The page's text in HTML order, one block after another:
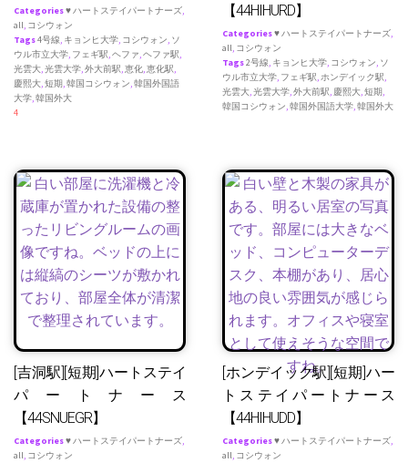
Categories♥ ハートステイパートナーズ,
all, コシウォン
Tags4号線, キョンヒ大学, コシウォン, ソ
ウル市立大学, フェギ駅,ヘファ,ヘファ駅,
光雲大,光雲大学,外大前駅,恵化,恵化駅,
慶熙大,短期,韓国コシウォン,韓国外国語
大学,韓国外大
4
【44HIHURD】
Categories♥ ハートステイパートナーズ,
all, コシウォン
Tags2号線, キョンヒ大学, コシウォン, ソ
ウル市立大学, フェギ駅,ホンデイック駅,
光雲大,光雲大学,外大前駅, 慶熙大,短期,
韓国コシウォン,韓国外国語大学,韓国外大
[吉洞駅][短期]ハートステイ
パートナース
【44SNUEGR】
Categories♥ ハートステイパートナーズ,
all, コシウォン
[ホンデイック駅][短期]ハー
トステイパートナース
【44HIHUDD】
Categories♥ ハートステイパートナーズ,
all, コシウォン